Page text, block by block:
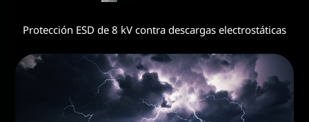
Protección ESD de 8 kV contra descargas electrostáticas